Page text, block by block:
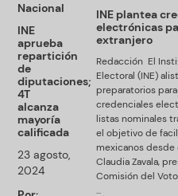
Nacional
INE
aprueba
repartición
de
diputaciones;
4T
alcanza
mayoría
calificada
23 agosto,
2024
INE plantea
electrónicas
extranjero
Redacción El
Electoral (INE)
preparatorios
credenciales
listas nominales
el objetivo de
mexicanos desde
Claudia Zavala,
Comisión del
...